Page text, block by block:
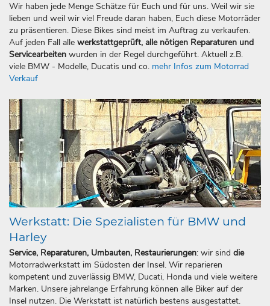
Wir haben jede Menge Schätze für Euch und für uns. Weil wir sie
lieben und weil wir viel Freude daran haben, Euch diese Motorräder
zu präsentieren. Diese Bikes sind meist im Auftrag zu verkaufen.
Auf jeden Fall alle werkstattgeprüft, alle nötigen Reparaturen und
Servicearbeiten wurden in der Regel durchgeführt. Aktuell z.B.
viele BMW - Modelle, Ducatis und co. mehr Infos zum Motorrad
Verkauf
Werkstatt: Die Spezialisten für BMW und
Harley
Service, Reparaturen, Umbauten, Restaurierungen: wir sind die
Motorradwerkstatt im Südosten der Insel. Wir reparieren
kompetent und zuverlässig BMW, Ducati, Honda und viele weitere
Marken. Unsere jahrelange Erfahrung können alle Biker auf der
Insel nutzen. Die Werkstatt ist natürlich bestens ausgestattet.